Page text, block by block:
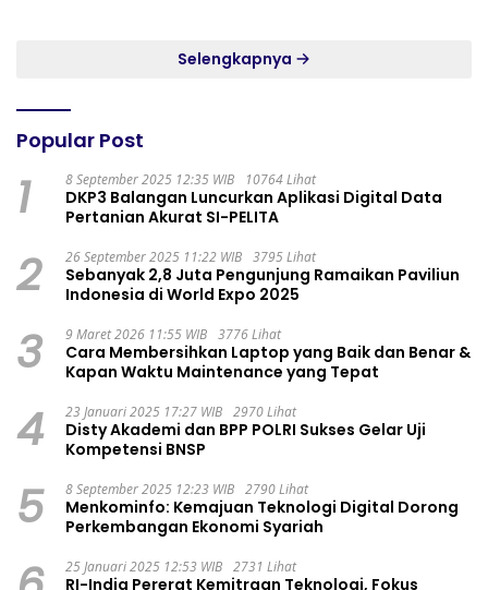
Selengkapnya
Popular Post
1 8 September 2025 12:35 WIB 10764 Lihat
DKP3 Balangan Luncurkan Aplikasi Digital Data
Pertanian Akurat SI-PELITA
2 26 September 2025 11:22 WIB 3795 Lihat
Sebanyak 2,8 Juta Pengunjung Ramaikan Paviliun
Indonesia di World Expo 2025
3 9 Maret 2026 11:55 WIB 3776 Lihat
Cara Membersihkan Laptop yang Baik dan Benar &
Kapan Waktu Maintenance yang Tepat
4 23 Januari 2025 17:27 WIB 2970 Lihat
Disty Akademi dan BPP POLRI Sukses Gelar Uji
Kompetensi BNSP
5 8 September 2025 12:23 WIB 2790 Lihat
Menkominfo: Kemajuan Teknologi Digital Dorong
Perkembangan Ekonomi Syariah
25 Januari 2025 12:53 WIB 2731 Lihat
RI-India Pererat Kemitraan Teknologi, Fokus